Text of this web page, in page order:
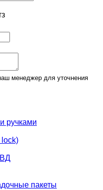
менеджер для уточнения
ручками
lock)
пакеты